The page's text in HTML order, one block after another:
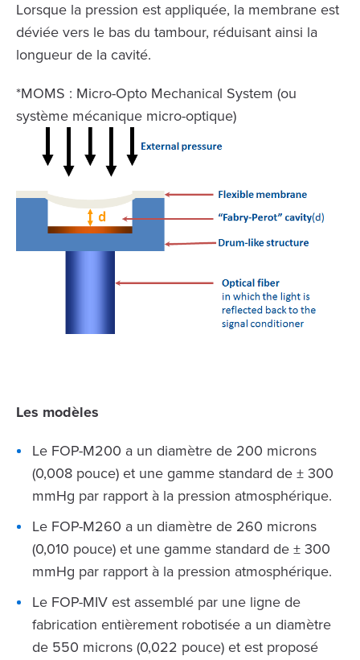
Lorsque la pression est appliquée, la membrane est
déviée vers le bas du tambour, réduisant ainsi la
longueur de la cavité.
*MOMS : Micro-Opto Mechanical System (ou
système mécanique micro-optique)
Les modèles
Le FOP-M200 a un diamètre de 200 microns
(0,008 pouce) et une gamme standard de ± 300
mmHg par rapport à la pression atmosphérique.
Le FOP-M260 a un diamètre de 260 microns
(0,010 pouce) et une gamme standard de ± 300
mmHg par rapport à la pression atmosphérique.
Le FOP-MIV est assemblé par une ligne de
fabrication entièrement robotisée a un diamètre
de 550 microns (0,022 pouce) et est proposé